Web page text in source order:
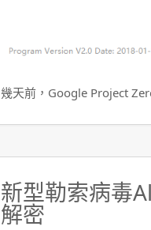
幾天前，Google Project
新型勒索病毒
解密